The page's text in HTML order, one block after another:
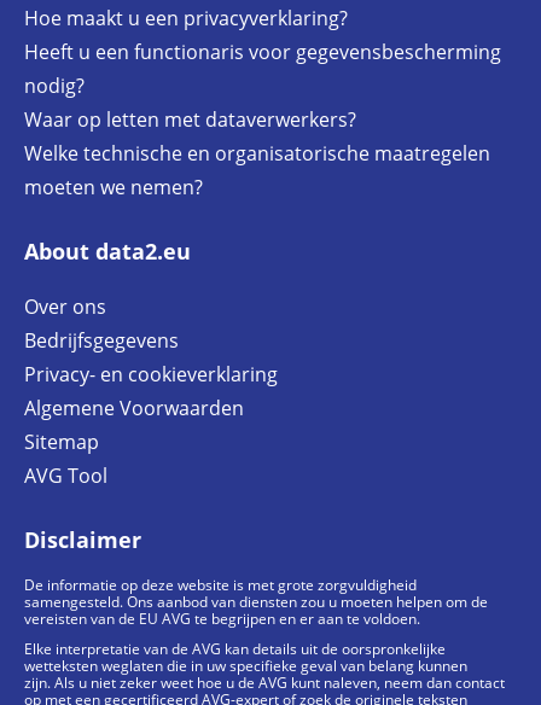
Hoe maakt u een privacyverklaring?
Heeft u een functionaris voor gegevensbescherming
nodig?
Waar op letten met dataverwerkers?
Welke technische en organisatorische maatregelen
moeten we nemen?
About data2.eu
Over ons
Bedrijfsgegevens
Privacy- en cookieverklaring
Algemene Voorwaarden
Sitemap
AVG Tool
Disclaimer
De informatie op deze website is met grote zorgvuldigheid
samengesteld. Ons aanbod van diensten zou u moeten helpen om de
vereisten van de EU AVG te begrijpen en er aan te voldoen.
Elke interpretatie van de AVG kan details uit de oorspronkelijke
wetteksten weglaten die in uw specifieke geval van belang kunnen
zijn. Als u niet zeker weet hoe u de AVG kunt naleven, neem dan contact
op met een gecertificeerd AVG-expert of zoek de originele teksten